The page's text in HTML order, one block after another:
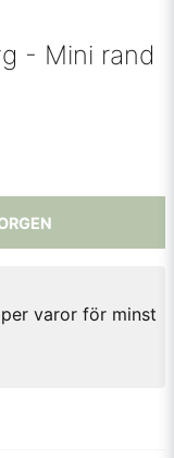
- Mini rand
varor för minst